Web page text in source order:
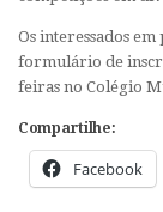
Os interessados
formulário de
feiras no Colégio
Compartilhe:
Facebook